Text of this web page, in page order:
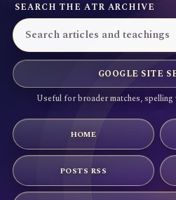
SEARCH THE ATR ARCHIVE
GOOGLE SITE
Useful for broader matches,
HOME
POSTS RSS